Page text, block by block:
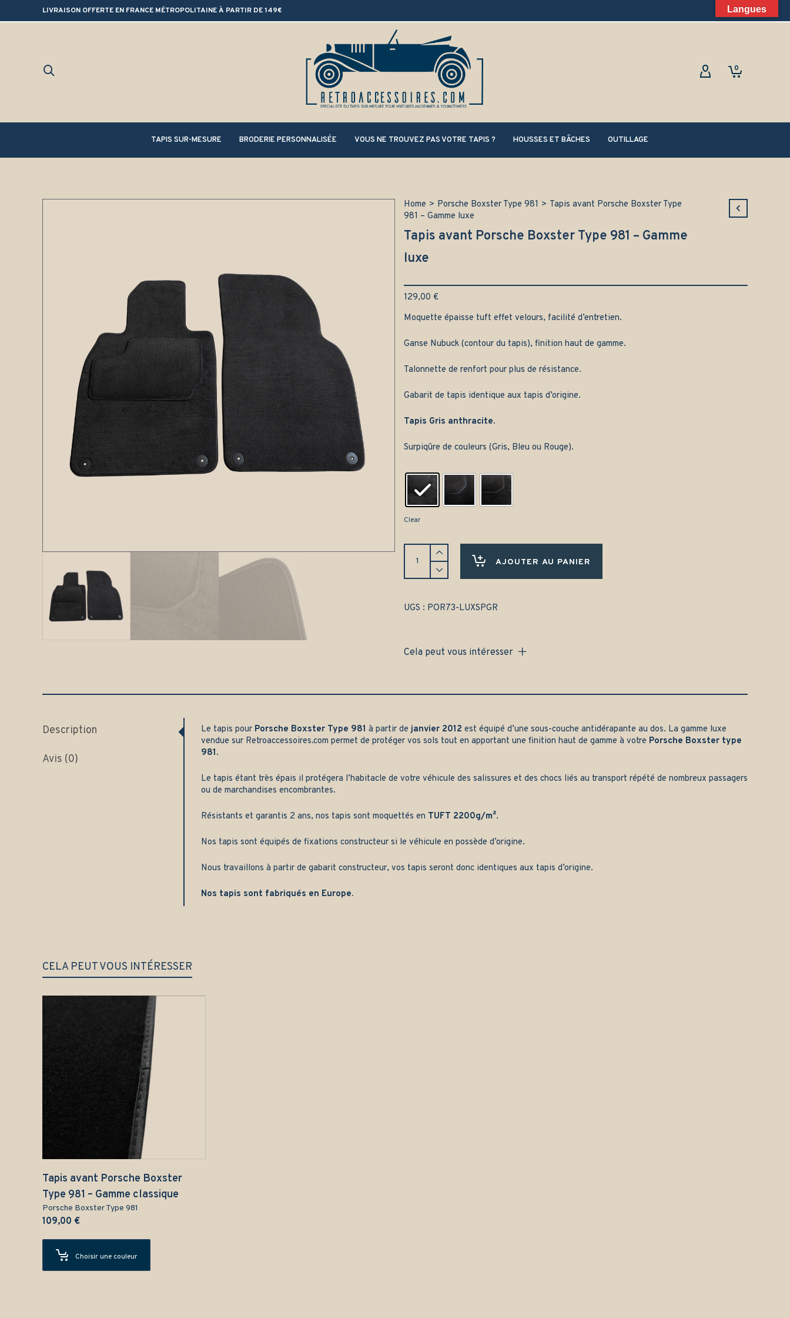
LIVRAISON OFFERTE EN FRANCE MÉTROPOLITAINE À PARTIR DE 149€
0
TAPIS SUR-MESURE BRODERIE PERSONNALISÉE VOUS NE TROUVEZ PAS VOTRE TAPIS ? HOUSSES ET BÂCHES OUTILLAGE
Home > Porsche Boxster Type 981 > Tapis avant Porsche Boxster Type
981 – Gamme luxe
Tapis avant Porsche Boxster Type 981 – Gamme
luxe
129,00 €
Moquette épaisse tuft effet velours, facilité d’entretien.
Ganse Nubuck (contour du tapis), finition haut de gamme.
Talonnette de renfort pour plus de résistance.
Gabarit de tapis identique aux tapis d’origine.
Tapis Gris anthracite.
Surpiqûre de couleurs (Gris, Bleu ou Rouge).
Clear
Tapis
avant
981
quantity
AJOUTER AU PANIER
UGS : POR73-LUXSPGR
Cela peut vous intéresser
Description
Avis (0)
Le tapis pour Porsche Boxster Type 981 à partir de janvier 2012 est équipé d’une sous-couche antidérapante au dos. La gamme luxe
vendue sur Retroaccessoires.com permet de protéger vos sols tout en apportant une finition haut de gamme à votre Porsche Boxster type
981.
Le tapis étant très épais il protégera l’habitacle de votre véhicule des salissures et des chocs liés au transport répété de nombreux passagers
ou de marchandises encombrantes.
Résistants et garantis 2 ans, nos tapis sont moquettés en TUFT 2200g/m².
Nos tapis sont équipés de fixations constructeur si le véhicule en possède d’origine.
Nous travaillons à partir de gabarit constructeur, vos tapis seront donc identiques aux tapis d’origine.
Nos tapis sont fabriqués en Europe.
CELA PEUT VOUS INTÉRESSER
Tapis avant Porsche Boxster
Type 981 – Gamme classique
Porsche Boxster Type 981
109,00 €
Choisir une couleur
Langues